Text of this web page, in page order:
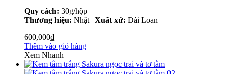
Quy cách: 30g/hộp
Thương hiệu: Nhật | Xuất xứ: Đài Loan
600,000₫
Thêm vào giỏ hàng
Xem Nhanh